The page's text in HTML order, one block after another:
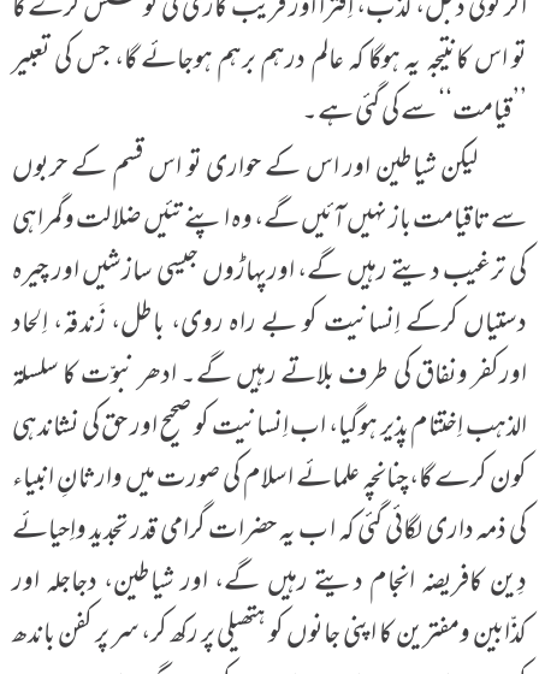
تو اس کانتیجہ یہ ہوگا کہ عالم درہم برہم ہوجائے گا، جس کی تعبیر
’’قیامت‘‘ سے کی گئی ہے۔
لیکن شیاطین اور اس کے حواری تو اس قسم کے حربوں
سے تاقیامت باز نہیں آئیں گے، وہ اپنے تئیں ضلالت وگمراہی
کی ترغیب دیتے رہیں گے، اورپہاڑوں جیسی سازشیں اور چیرہ
دستیاں کرکے اِنسانیت کو بے راہ روی، باطل، زَندقہ، اِلحاد
اورکفر ونفاق کی طرف بلاتے رہیں گے۔ ادھر نبوّت کا سلسلۃ
الذہب اِختتام پذیر ہوگیا، اب اِنسانیت کو صحیح اور حق کی نشاندہی
کون کرے گا، چنانچہ علمائے اسلام کی صورت میں وارثانِ انبیاء
کی ذمہ داری لگائی گئی کہ اب یہ حضرات گرامی قدر تجدید واِحیائے
دِین کافریضہ انجام دیتے رہیں گے، اور شیاطین، دجاجلہ اور
کذّابین ومفترین کا اپنی جانوں کو ہتھیلی پر رکھ کر، سر پر کفن باندھ